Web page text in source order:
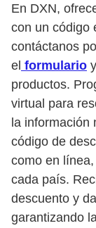
En DXN,
con un código
contáctanos
el formulario
productos.
virtual para
la información
código de
como en
cada país.
descuento y
garantizando